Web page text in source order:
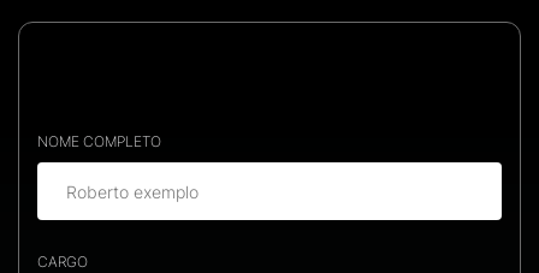
NOME COMPLETO
CARGO